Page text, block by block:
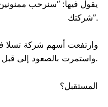
يقول فيها: “سنرحب
شركتك”.
واستمرت بالصعود إلى قبل أيام حين فاز الاشتراكيون.
المستقبل؟